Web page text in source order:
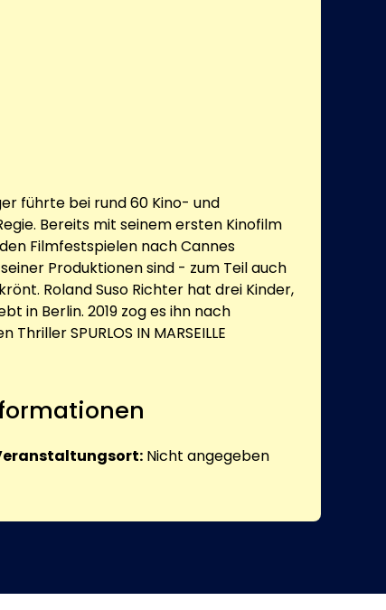
führte bei rund 60 Kino- und
Bereits mit seinem ersten Kinofilm
Filmfestspielen nach Cannes
Produktionen sind - zum Teil auch
Roland Suso Richter hat drei Kinder,
in Berlin. 2019 zog es ihn nach
SPURLOS IN MARSEILLE
Nicht angegeben